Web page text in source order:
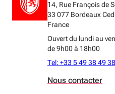
14, Rue François de
33 077 Bordeaux
France
Ouvert du lundi au
de 9h00 à 18h00
Tel: +33 5 49 38 49 38
Nous contacter